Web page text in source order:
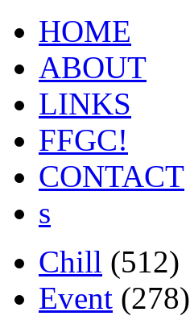
HOME
ABOUT
LINKS
FFGC!
CONTACT
s
Chill (512)
Event (278)